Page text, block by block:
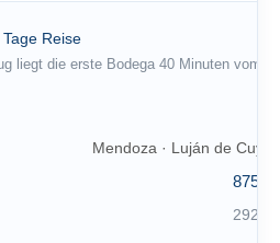
Reise
liegt die erste Bodega 40 Minuten vom
Mendoza · Luján de Cuyo
875 €
292 €